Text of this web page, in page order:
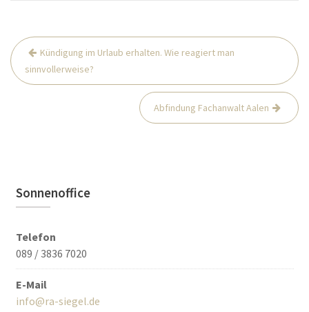
Beitrags-
Navigation
Kündigung im Urlaub erhalten. Wie reagiert man
sinnvollerweise?
Abfindung Fachanwalt Aalen
Sonnenoffice
Telefon
089 / 3836 7020
E-Mail
info@ra-siegel.de